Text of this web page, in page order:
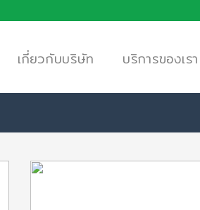
เกี่ยวกับบริษัท บริการของเรา